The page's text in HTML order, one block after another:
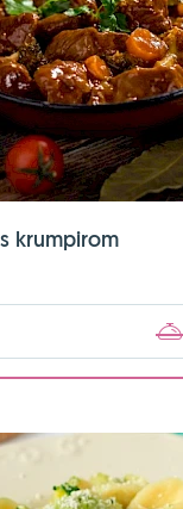
krumpirom